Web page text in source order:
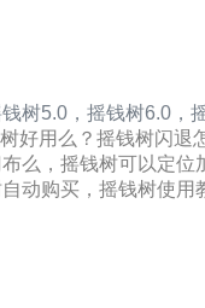
树5.0， 摇钱树6.0，
好用么？摇钱树闪退
么，摇钱树可以定位
动购买，摇钱树使用